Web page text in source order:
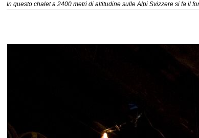
In questo chalet a 2400 metri di altitudine sulle Alpi Svizzere si fa il